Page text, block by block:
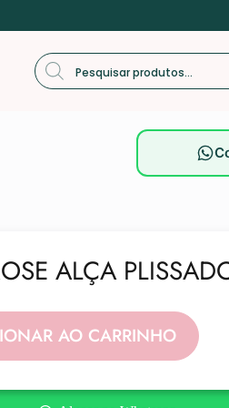
ALÇA
AO CARRINHO